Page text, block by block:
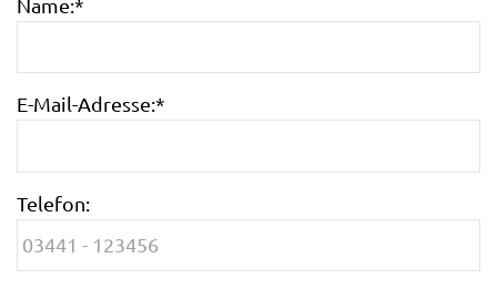
Name:*
E-Mail-Adresse:*
Telefon: